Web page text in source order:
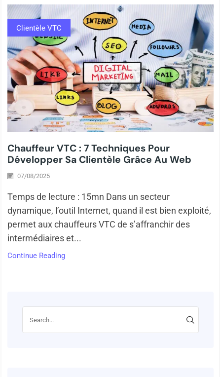
Clientèle VTC
Chauffeur VTC : 7 Techniques Pour
Développer Sa Clientèle Grâce Au Web
07/08/2025
Temps de lecture : 15mn Dans un secteur
dynamique, l’outil Internet, quand il est bien exploité,
permet aux chauffeurs VTC de s’affranchir des
intermédiaires et...
Continue Reading